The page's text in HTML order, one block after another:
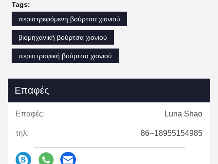
Tags:
περιστρεφόμενη βούρτσα χιονιού
βιομηχανική βούρτσα χιονιού
περιστροφική βούρτσα χιονιού
Επαφές
Επαφές: Luna Shao
τηλ: 86--18955154985